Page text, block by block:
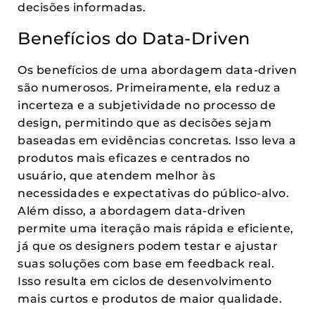
decisões informadas.
Benefícios do Data-Driven
Os benefícios de uma abordagem data-driven
são numerosos. Primeiramente, ela reduz a
incerteza e a subjetividade no processo de
design, permitindo que as decisões sejam
baseadas em evidências concretas. Isso leva a
produtos mais eficazes e centrados no
usuário, que atendem melhor às
necessidades e expectativas do público-alvo.
Além disso, a abordagem data-driven
permite uma iteração mais rápida e eficiente,
já que os designers podem testar e ajustar
suas soluções com base em feedback real.
Isso resulta em ciclos de desenvolvimento
mais curtos e produtos de maior qualidade.